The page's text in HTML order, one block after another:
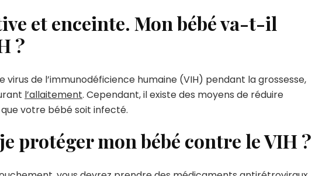
et enceinte. Mon bébé va-t-il
?
de l’immunodéficience humaine (VIH) pendant la grossesse,
l’allaitement. Cependant, il existe des moyens de réduire
votre bébé soit infecté.
protéger mon bébé contre le VIH ?